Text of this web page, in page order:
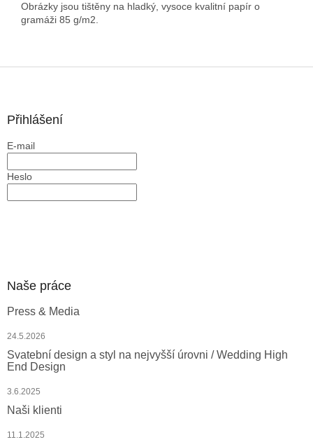
Obrázky jsou tištěny na hladký, vysoce kvalitní papír o
gramáži 85 g/m2.
Přihlášení
E-mail
Heslo
Naše práce
Press & Media
24.5.2026
Svatební design a styl na nejvyšší úrovni / Wedding High
End Design
3.6.2025
Naši klienti
11.1.2025